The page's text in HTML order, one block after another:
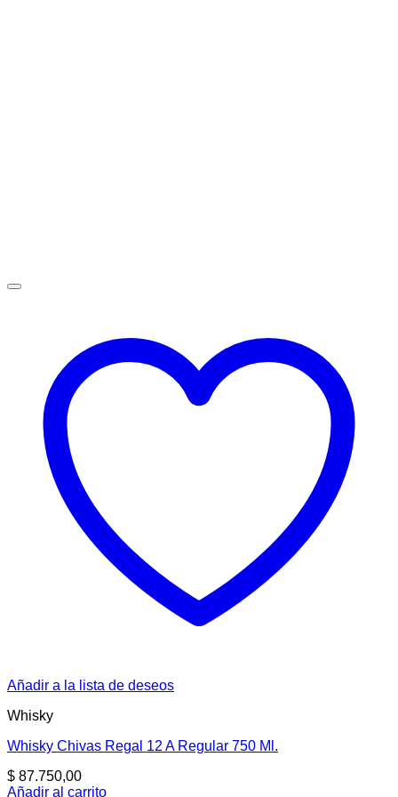
Añadir a la lista de deseos
Whisky
Whisky Chivas Regal 12 A Regular 750 Ml.
$ 87.750,00
Añadir al carrito